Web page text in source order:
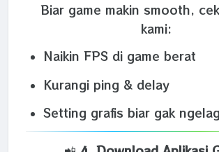
Biar game makin smooth,
kami:
Naikin FPS di game berat
Kurangi ping & delay
Setting grafis biar gak ngelag